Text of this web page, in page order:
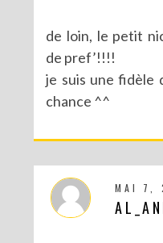
de loin, le petit
de pref’!!!!
je suis une fidèle
chance ^^
MAI 7,